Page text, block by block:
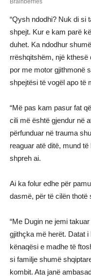
“Qysh ndodhi? Nuk di si
shpejt. Kur e kam parë
duhet. Ka ndodhur
rrëshqitshëm, një kthesë
por me motor gjithmonë
shpejtësi të vogël apo të
“Më pas kam pasur fat
cili më është gjendur në
përfunduar në trauma
reaguar atë ditë, mund
shpreh ai.
Ai ka folur edhe për
dasmë, për të cilën thotë
“Me Dugin ne jemi
gjithçka më herët. Datat
kënaqësi e madhe të
si familje shumë
kombit. Ata janë